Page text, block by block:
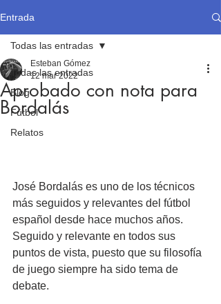
Entrada
Todas las entradas
Blog
Fútbol
Relatos
Todas las entradas
Aprobado con nota para
Bordalás
Esteban Gómez
12 mar 2022
José Bordalás es uno de los técnicos
más seguidos y relevantes del fútbol
español desde hace muchos años.
Seguido y relevante en todos sus
puntos de vista, puesto que su filosofía
de juego siempre ha sido tema de
debate.